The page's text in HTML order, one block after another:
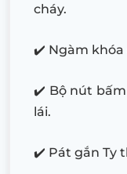
cháy.
✔️ Ngàm khóa
✔️ Bộ nút
lái.
✔️ Pát gắn Ty